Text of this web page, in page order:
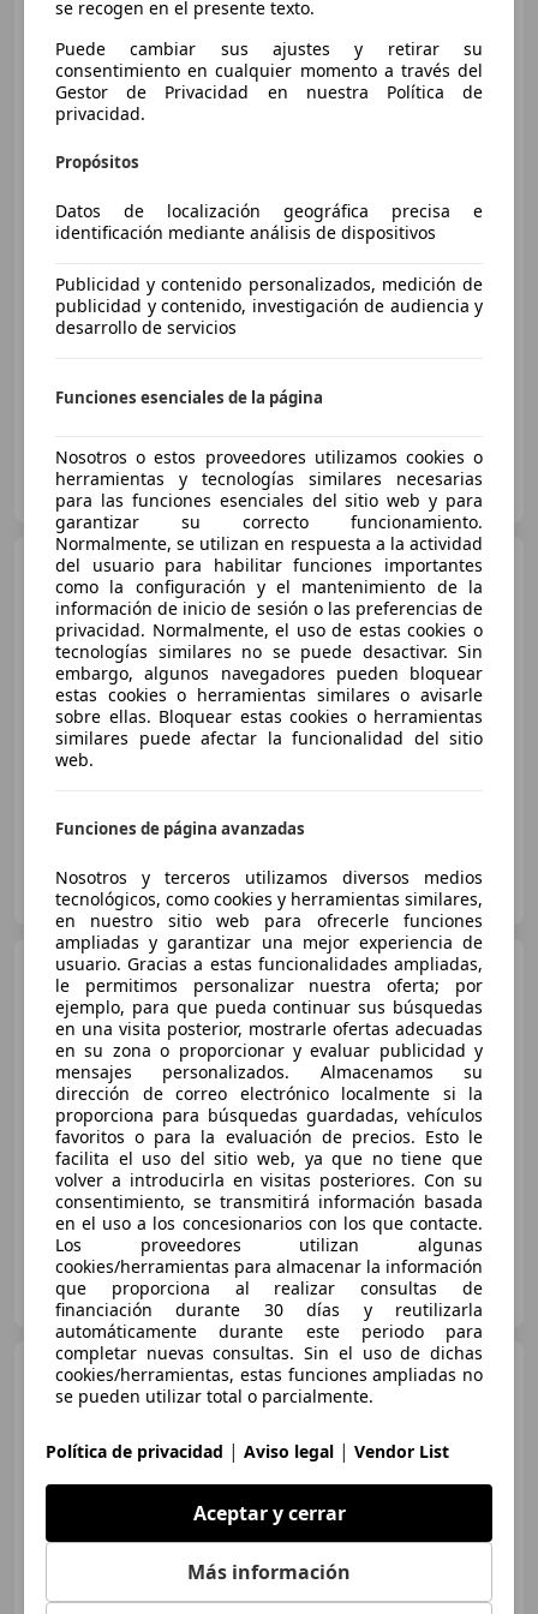
€ 3.600
Sin comparación
Particular
ES-08018 Barcelona
MINI Cooper
€ 5.000
Sincomparación
01/2012
Particular
ES-08720 La Vila
MINI Cooper D
€ 9.618
Súperoferta
05/2015 149.712 km Diésel 81 kW (110 CV)
AUTOHERO BARCELONA
ES-08903 SANT ADRIÀ DE BESÒS
MINI One Mini One One
1
se recogen en el presente texto.
Puede cambiar sus ajustes y retirar su
consentimiento en cualquier momento a través del
Gestor de Privacidad en nuestra Política de
privacidad.
Propósitos
Datos de localización geográfica precisa e
identificación mediante análisis de dispositivos
Publicidad y contenido personalizados, medición de
publicidad y contenido, investigación de audiencia y
desarrollo de servicios
Funciones esenciales de la página
Nosotros o estos proveedores utilizamos cookies o
herramientas y tecnologías similares necesarias
para las funciones esenciales del sitio web y para
garantizar su correcto funcionamiento.
Normalmente, se utilizan en respuesta a la actividad
del usuario para habilitar funciones importantes
como la configuración y el mantenimiento de la
información de inicio de sesión o las preferencias de
privacidad. Normalmente, el uso de estas cookies o
tecnologías similares no se puede desactivar. Sin
embargo, algunos navegadores pueden bloquear
estas cookies o herramientas similares o avisarle
sobre ellas. Bloquear estas cookies o herramientas
similares puede afectar la funcionalidad del sitio
web.
Funciones de página avanzadas
Nosotros y terceros utilizamos diversos medios
tecnológicos, como cookies y herramientas similares,
en nuestro sitio web para ofrecerle funciones
ampliadas y garantizar una mejor experiencia de
usuario. Gracias a estas funcionalidades ampliadas,
le permitimos personalizar nuestra oferta; por
ejemplo, para que pueda continuar sus búsquedas
en una visita posterior, mostrarle ofertas adecuadas
en su zona o proporcionar y evaluar publicidad y
mensajes personalizados. Almacenamos su
dirección de correo electrónico localmente si la
proporciona para búsquedas guardadas, vehículos
favoritos o para la evaluación de precios. Esto le
facilita el uso del sitio web, ya que no tiene que
volver a introducirla en visitas posteriores. Con su
consentimiento, se transmitirá información basada
en el uso a los concesionarios con los que contacte.
Los proveedores utilizan algunas
cookies/herramientas para almacenar la información
que proporciona al realizar consultas de
financiación durante 30 días y reutilizarla
automáticamente durante este periodo para
completar nuevas consultas. Sin el uso de dichas
cookies/herramientas, estas funciones ampliadas no
se pueden utilizar total o parcialmente.
Política de privacidad | Aviso legal | Vendor List
Aceptar y cerrar
Más información